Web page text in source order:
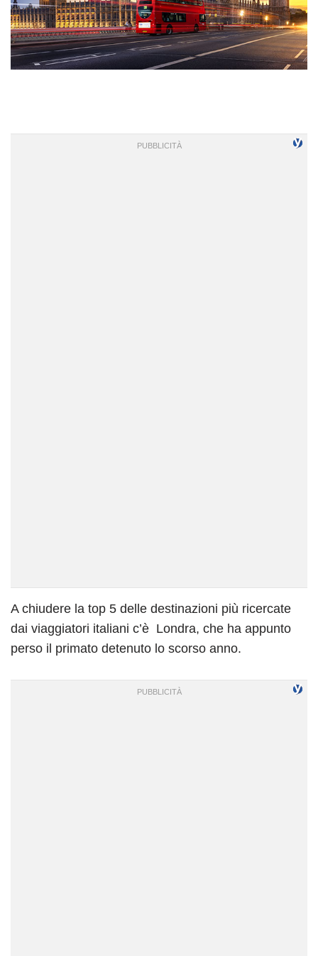
A chiudere la top 5 delle destinazioni più ricercate
dai viaggiatori italiani c’è Londra, che ha appunto
perso il primato detenuto lo scorso anno.